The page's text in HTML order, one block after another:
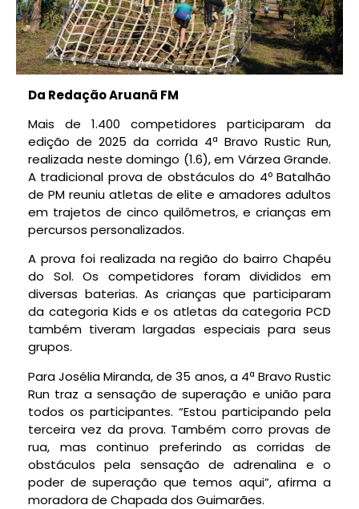
Da Redação Aruanã FM
Mais de 1.400 competidores participaram da
edição de 2025 da corrida 4ª Bravo Rustic Run,
realizada neste domingo (1.6), em Várzea Grande.
A tradicional prova de obstáculos do 4º Batalhão
de PM reuniu atletas de elite e amadores adultos
em trajetos de cinco quilômetros, e crianças em
percursos personalizados.
A prova foi realizada na região do bairro Chapéu
do Sol. Os competidores foram divididos em
diversas baterias. As crianças que participaram
da categoria Kids e os atletas da categoria PCD
também tiveram largadas especiais para seus
grupos.
Para Josélia Miranda, de 35 anos, a 4ª Bravo Rustic
Run traz a sensação de superação e união para
todos os participantes. “Estou participando pela
terceira vez da prova. Também corro provas de
rua, mas continuo preferindo as corridas de
obstáculos pela sensação de adrenalina e o
poder de superação que temos aqui”, afirma a
moradora de Chapada dos Guimarães.